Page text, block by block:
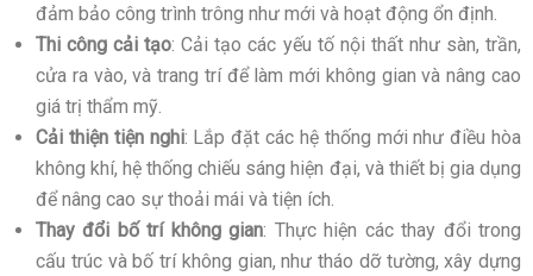
đảm bảo công trình trông như mới và hoạt động ổn định.
Thi công cải tạo:Cải tạo các yếu tố nội thất như sàn, trần,
cửa ra vào, và trang trí để làm mới không gian và nâng cao
giá trị thẩm mỹ.
Cải thiện tiện nghi: Lắp đặt các hệ thống mới như điều hòa
không khí, hệ thống chiếu sáng hiện đại, và thiết bị gia dụng
để nâng cao sự thoải mái và tiện ích.
Thay đổi bố trí không gian: Thực hiện các thay đổi trong
cấu trúc và bố trí không gian, như tháo dỡ tường, xây dựng